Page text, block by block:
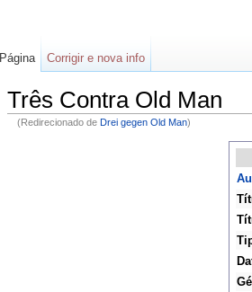
Três Contra Old Man
(Redirecionado de Drei gegen Old Man)
Página Corrigir e nova info